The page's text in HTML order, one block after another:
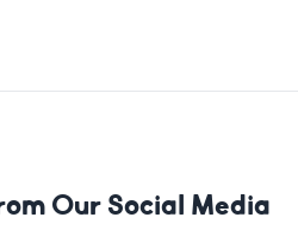
Our Social Media